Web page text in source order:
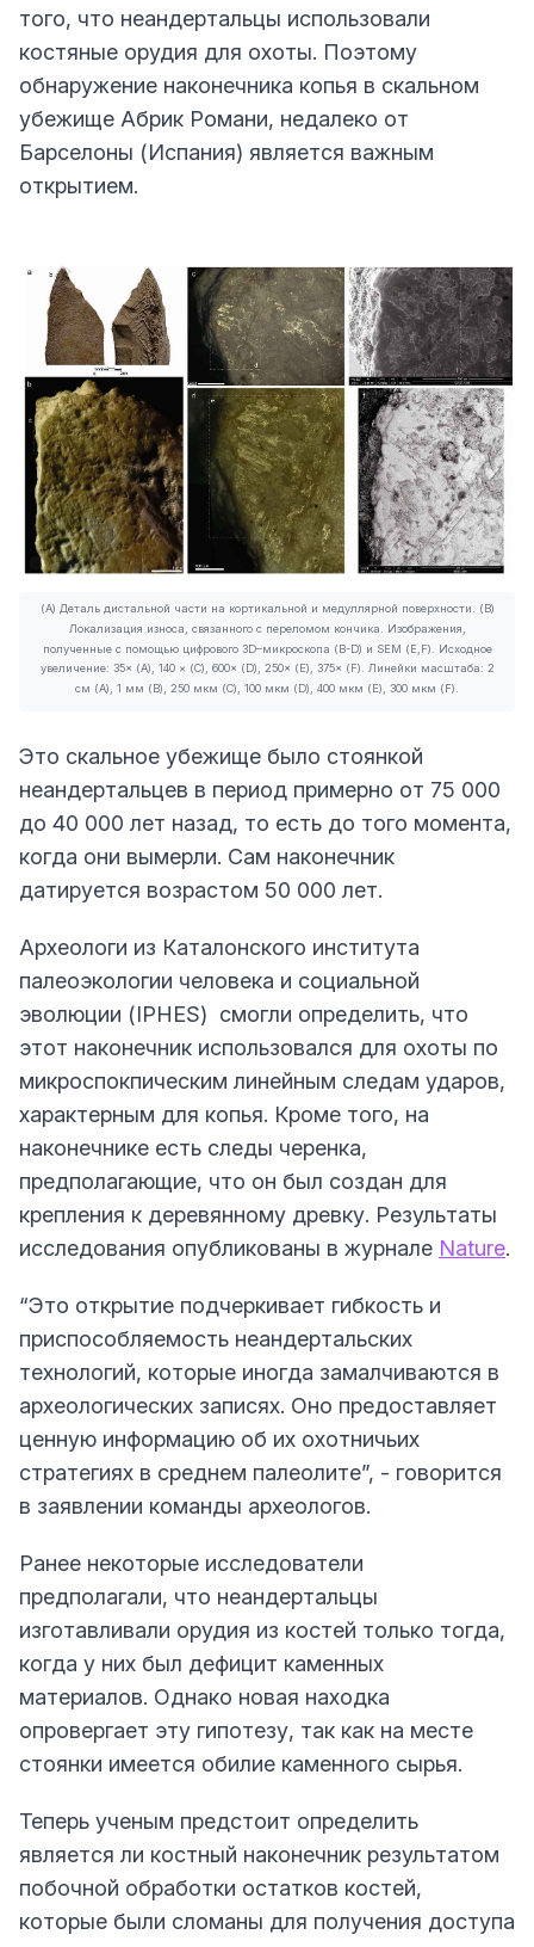
того, что неандертальцы использовали
костяные орудия для охоты. Поэтому
обнаружение наконечника копья в скальном
убежище Абрик Романи, недалеко от
Барселоны (Испания) является важным
открытием.
(A) Деталь дистальной части на кортикальной и медуллярной поверхности. (B)
Локализация износа, связанного с переломом кончика. Изображения,
полученные с помощью цифрового 3D–микроскопа (B-D) и SEM (E,F). Исходное
увеличение: 35× (A), 140 × (C), 600× (D), 250× (E), 375× (F). Линейки масштаба: 2
см (A), 1 мм (B), 250 мкм (C), 100 мкм (D), 400 мкм (E), 300 мкм (F).
Это скальное убежище было стоянкой
неандертальцев в период примерно от 75 000
до 40 000 лет назад, то есть до того момента,
когда они вымерли. Сам наконечник
датируется возрастом 50 000 лет.
Археологи из Каталонского института
палеоэкологии человека и социальной
эволюции (IPHES) смогли определить, что
этот наконечник использовался для охоты по
микроспокпическим линейным следам ударов,
характерным для копья. Кроме того, на
наконечнике есть следы черенка,
предполагающие, что он был создан для
крепления к деревянному древку. Результаты
исследования опубликованы в журнале Nature.
“Это открытие подчеркивает гибкость и
приспособляемость неандертальских
технологий, которые иногда замалчиваются в
археологических записях. Оно предоставляет
ценную информацию об их охотничьих
стратегиях в среднем палеолите”, - говорится
в заявлении команды археологов.
Ранее некоторые исследователи
предполагали, что неандертальцы
изготавливали орудия из костей только тогда,
когда у них был дефицит каменных
материалов. Однако новая находка
опровергает эту гипотезу, так как на месте
стоянки имеется обилие каменного сырья.
Теперь ученым предстоит определить
является ли костный наконечник результатом
побочной обработки остатков костей,
которые были сломаны для получения доступа